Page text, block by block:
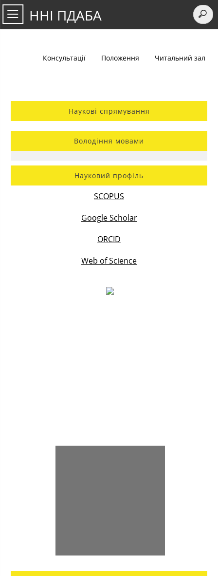
ННІ ПДАБА
Консультації Положення Читальний зал
Наукові спрямування
Володіння мовами
Науковий профіль
SCOPUS
Google Scholar
ORCID
Web of Science